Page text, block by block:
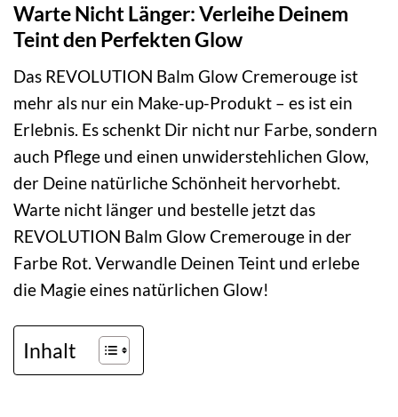
Warte Nicht Länger: Verleihe Deinem
Teint den Perfekten Glow
Das REVOLUTION Balm Glow Cremerouge ist
mehr als nur ein Make-up-Produkt – es ist ein
Erlebnis. Es schenkt Dir nicht nur Farbe, sondern
auch Pflege und einen unwiderstehlichen Glow,
der Deine natürliche Schönheit hervorhebt.
Warte nicht länger und bestelle jetzt das
REVOLUTION Balm Glow Cremerouge in der
Farbe Rot. Verwandle Deinen Teint und erlebe
die Magie eines natürlichen Glow!
Inhalt